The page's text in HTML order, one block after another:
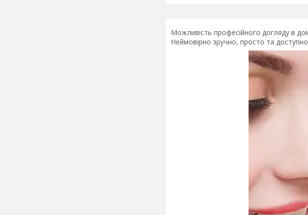
Можливість професійного догляду в
Неймовірно зручно, просто та